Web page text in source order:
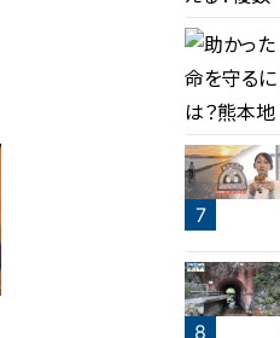
4
5
6
7
8